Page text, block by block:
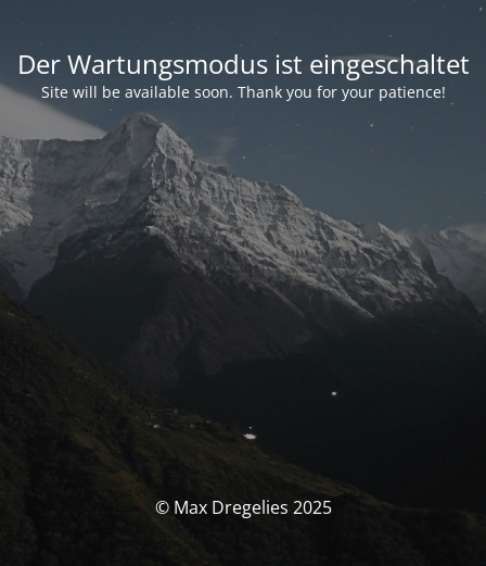
Der Wartungsmodus ist eingeschaltet
Site will be available soon. Thank you for your patience!
© Max Dregelies 2025